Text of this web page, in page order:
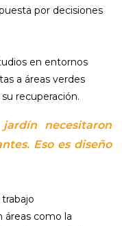
por decisiones
en entornos
a áreas verdes
recuperación.
necesitaron
Eso es diseño
áreas como la